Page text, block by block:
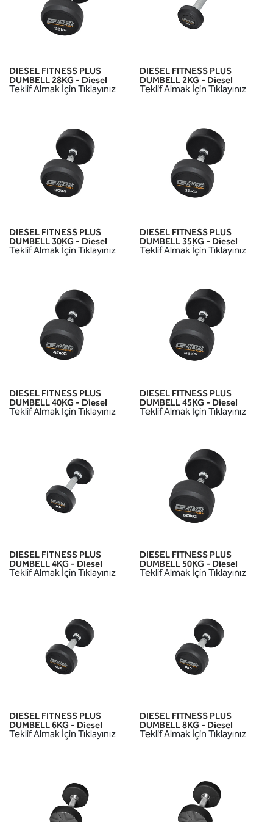
DIESEL FITNESS PLUS
DUMBELL 28KG - Diesel
Teklif Almak İçin Tıklayınız
DIESEL FITNESS PLUS
DUMBELL 2KG - Diesel
Teklif Almak İçin Tıklayınız
DIESEL FITNESS PLUS
DUMBELL 30KG - Diesel
Teklif Almak İçin Tıklayınız
DIESEL FITNESS PLUS
DUMBELL 35KG - Diesel
Teklif Almak İçin Tıklayınız
DIESEL FITNESS PLUS
DUMBELL 40KG - Diesel
Teklif Almak İçin Tıklayınız
DIESEL FITNESS PLUS
DUMBELL 45KG - Diesel
Teklif Almak İçin Tıklayınız
DIESEL FITNESS PLUS
DUMBELL 4KG - Diesel
Teklif Almak İçin Tıklayınız
DIESEL FITNESS PLUS
DUMBELL 50KG - Diesel
Teklif Almak İçin Tıklayınız
DIESEL FITNESS PLUS
DUMBELL 6KG - Diesel
Teklif Almak İçin Tıklayınız
DIESEL FITNESS PLUS
DUMBELL 8KG - Diesel
Teklif Almak İçin Tıklayınız